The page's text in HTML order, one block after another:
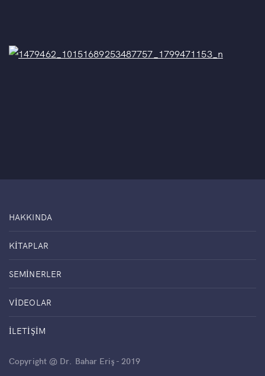
HAKKINDA
KITAPLAR
SEMINERLER
VIDEOLAR
İLETIŞIM
Copyright @ Dr. Bahar Eriş - 2019